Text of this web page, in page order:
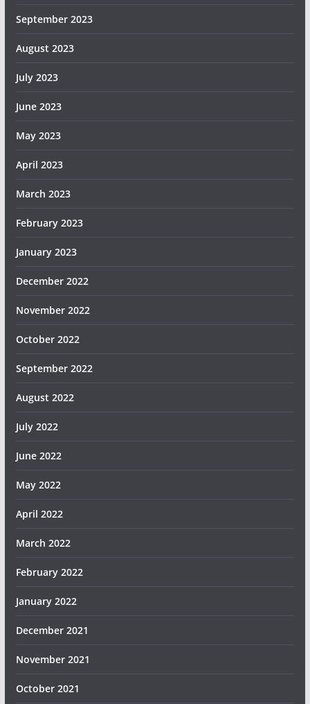
September 2023
August 2023
July 2023
June 2023
May 2023
April 2023
March 2023
February 2023
January 2023
December 2022
November 2022
October 2022
September 2022
August 2022
July 2022
June 2022
May 2022
April 2022
March 2022
February 2022
January 2022
December 2021
November 2021
October 2021